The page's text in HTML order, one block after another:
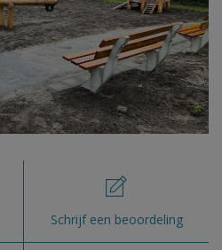
Schrijf een beoordeling